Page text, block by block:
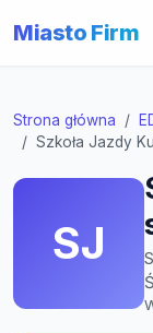
Miasto Firm
Strona główna
Szkoła Jazdy
SJ